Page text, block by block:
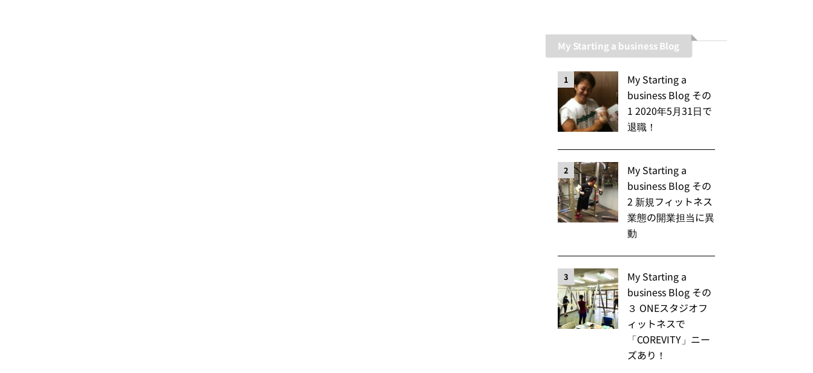
My Starting a business Blog
1
My Starting a
business Blog その
1 2020年5月31日で
退職！
2
My Starting a
business Blog その
2 新規フィットネス
業態の開業担当に異
動
3
My Starting a
business Blog その
３ ONEスタジオフ
ィットネスで
「COREVITY」ニー
ズあり！